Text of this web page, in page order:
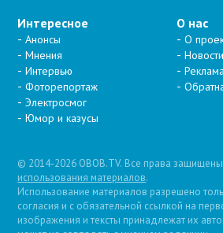
Интересное
Анонсы
Мнения
Интервью
Фоторепортаж
Электросмог
Юмор и казусы
О нас
О
© 2014-2026 OBOB.TV. Все права
использования материалов.
Использование материалов разрешено
согласия и с обязательной ссылкой на
изображения и тексты принадлежат их